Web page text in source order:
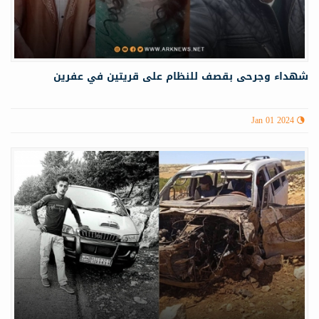
شهداء وجرحى بقصف للنظام على قريتين في عفرين
Jan 01 2024